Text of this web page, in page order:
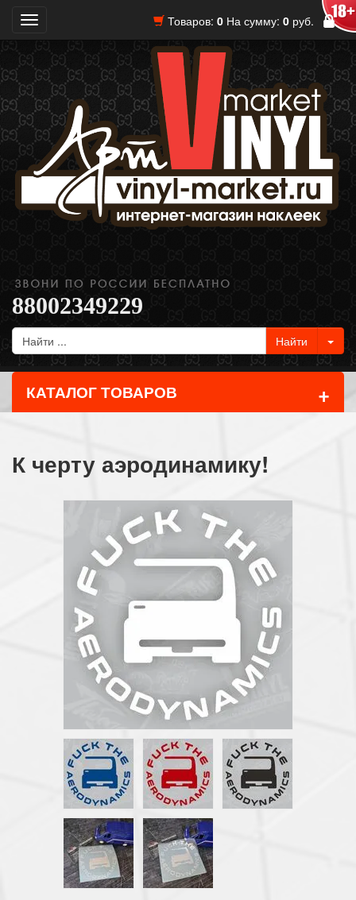
Товаров: 0 На сумму: 0 руб.
Toggle
navigation
88002349229
КАТАЛОГ ТОВАРОВ +
К черту аэродинамику!